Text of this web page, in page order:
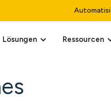
Lösungen Ressourcen